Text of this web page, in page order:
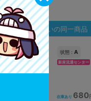
状態違いの同一商品
状態 : A
新座流通センター
在庫あり 680